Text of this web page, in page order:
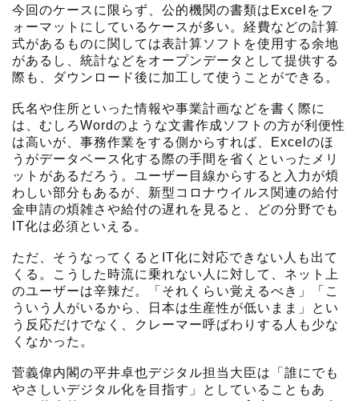
今回のケースに限らず、公的機関の書類はExcelをフ
ォーマットにしているケースが多い。経費などの計算
式があるものに関しては表計算ソフトを使用する余地
があるし、統計などをオープンデータとして提供する
際も、ダウンロード後に加工して使うことができる。
氏名や住所といった情報や事業計画などを書く際に
は、むしろWordのような文書作成ソフトの方が利便性
は高いが、事務作業をする側からすれば、Excelのほ
うがデータベース化する際の手間を省くといったメリ
ットがあるだろう。ユーザー目線からすると入力が煩
わしい部分もあるが、新型コロナウイルス関連の給付
金申請の煩雑さや給付の遅れを見ると、どの分野でも
IT化は必須といえる。
ただ、そうなってくるとIT化に対応できない人も出て
くる。こうした時流に乗れない人に対して、ネット上
のユーザーは辛辣だ。「それくらい覚えるべき」「こ
ういう人がいるから、日本は生産性が低いまま」とい
う反応だけでなく、クレーマー呼ばわりする人も少な
くなかった。
菅義偉内閣の平井卓也デジタル担当大臣は「誰にでも
やさしいデジタル化を目指す」としていることもあ